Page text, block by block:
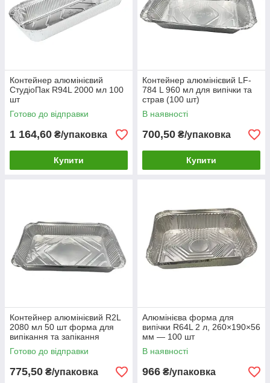
Контейнер алюмінієвий
СтудіоПак R94L 2000 мл 100
шт
Готово до відправки
1 164,60 ₴/упаковка
Купити
Контейнер алюмінієвий LF-
784 L 960 мл для випічки та
страв (100 шт)
В наявності
700,50 ₴/упаковка
Купити
Контейнер алюмінієвий R2L
2080 мл 50 шт форма для
випікання та запікання
Готово до відправки
775,50 ₴/упаковка
Алюмінієва форма для
випічки R64L 2 л, 260×190×56
мм — 100 шт
В наявності
966 ₴/упаковка